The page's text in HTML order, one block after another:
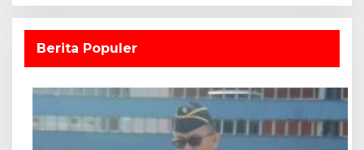
Berita Populer